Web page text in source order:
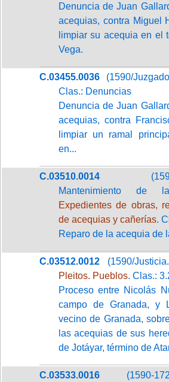
Denuncia de Juan
acequias, contra Miguel
limpiar su acequia en el
Vega.
C.03455.0036 (1590/
Clas.: Denuncias
Denuncia de Juan
acequias, contra
limpiar un ramal
en...
C.03510.0014 (1590/
Mantenimiento
Expedientes de obras,
de acequias y cañerías.
Reparo de la acequia de
C.03512.0012 (1590/
Pleitos. Pueblos. Clas.:
Proceso entre Nicolás
campo de Granada, y
vecino de Granada,
las acequias de sus
de Jotáyar, término de
C.03533.0016 (1590-1728/